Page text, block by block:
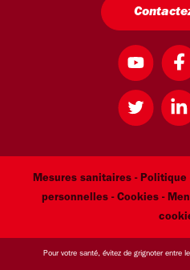
Mesures sanitaires - Politique
personnelles - Cookies -
Pour votre santé, évitez de grignoter entre